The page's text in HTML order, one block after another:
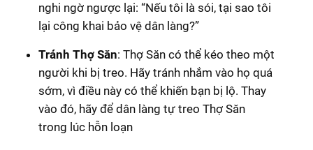
nghi ngờ ngược lại: “Nếu tôi là sói, tại sao tôi
lại công khai bảo vệ dân làng?”
Tránh Thợ Săn: Thợ Săn có thể kéo theo một
người khi bị treo. Hãy tránh nhắm vào họ quá
sớm, vì điều này có thể khiến bạn bị lộ. Thay
vào đó, hãy để dân làng tự treo Thợ Săn
trong lúc hỗn loạn